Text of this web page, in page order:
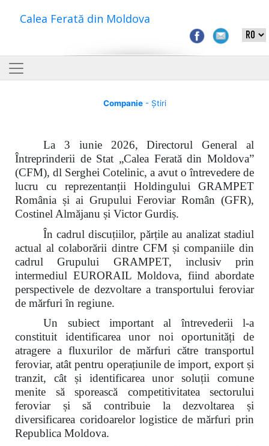
Calea Ferată din Moldova
Companie- Știri
La 3 iunie 2026, Directorul General al
Întreprinderii de Stat „Calea Ferată din Moldova”
(CFM), dl Serghei Cotelinic, a avut o întrevedere de
lucru cu reprezentanții Holdingului GRAMPET
România și ai Grupului Feroviar Român (GFR),
Costinel Almăjanu și Victor Gurdiș.
În cadrul discuțiilor, părțile au analizat stadiul
actual al colaborării dintre CFM și companiile din
cadrul Grupului GRAMPET, inclusiv prin
intermediul EURORAIL Moldova, fiind abordate
perspectivele de dezvoltare a transportului feroviar
de mărfuri în regiune.
Un subiect important al întrevederii l-a
constituit identificarea unor noi oportunități de
atragere a fluxurilor de mărfuri către transportul
feroviar, atât pentru operațiunile de import, export și
tranzit, cât și identificarea unor soluții comune
menite să sporească competitivitatea sectorului
feroviar și să contribuie la dezvoltarea și
diversificarea coridoarelor logistice de mărfuri prin
Republica Moldova.